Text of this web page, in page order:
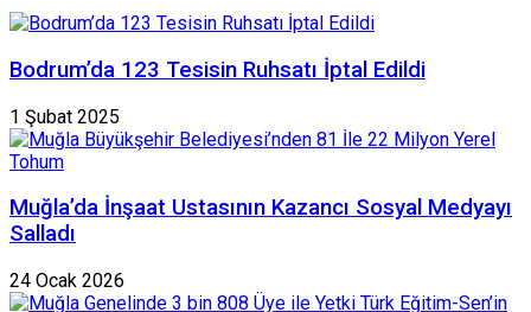
Bodrum’da 123 Tesisin Ruhsatı İptal Edildi
1 Şubat 2025
Muğla’da İnşaat Ustasının Kazancı Sosyal Medyayı
Salladı
24 Ocak 2026